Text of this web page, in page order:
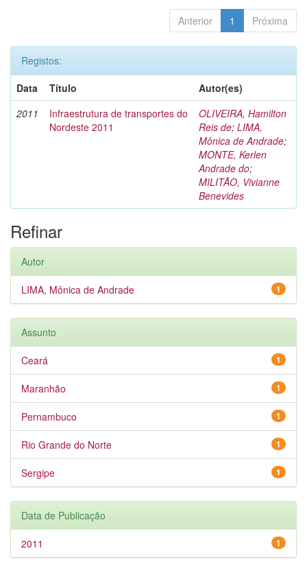
Anterior 1 Próxima
Registos:
Data
Título
Autor(es)
2011
Infraestrutura de transportes do
Nordeste 2011
OLIVEIRA, Hamilton
Reis de; LIMA,
Mônica de Andrade;
MONTE, Kerlen
Andrade do;
MILITÃO, Vivianne
Benevides
Refinar
Autor
1
LIMA, Mônica de Andrade
Assunto
1
Ceará
1
Maranhão
1
Pernambuco
1
Rio Grande do Norte
1
Sergipe
Data de Publicação
1
2011